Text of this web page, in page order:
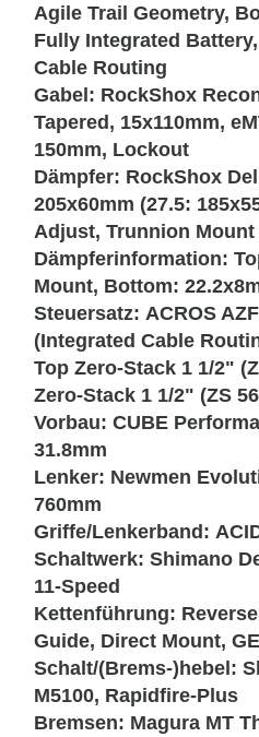
Agile Trail Geometry,
Fully Integrated
Cable Routing
Gabel: RockShox
Tapered, 15x110mm,
150mm, Lockout
Dämpfer: RockShox
205x60mm (27.5:
Adjust, Trunnion Mount
Dämpferinformation:
Mount, Bottom:
Steuersatz: ACROS
(Integrated Cable
Top Zero-Stack 1 1/2"
Zero-Stack 1 1/2" (ZS
Vorbau:CUBE
31.8mm
Lenker: Newmen
760mm
Griffe/Lenkerband:
Schaltwerk:Shimano
11-Speed
Kettenführung:
Guide, Direct Mount,
Schalt/(Brems-)hebel:
M5100, Rapidfire-Plus
Bremsen: Magura MT